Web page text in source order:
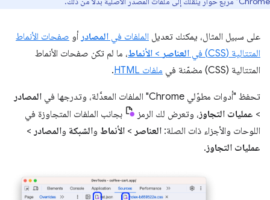
على سبيل المثال، يمكنك تعديل الملفات في المصادر أو صفحات الأنماط
المتتالية (CSS) في
العناصر > الأنماط، ما لم تكن صفحات الأنماط
المتتالية (CSS) مضمّنة في
ملفات HTML .
تحفظ "أدوات مطوّلي Chrome" الملفات المعدَّلة، وتدرجها في
المصادر
> عمليات التجاوز، وتعرض لك الرمز
بجانب الملفات المتجاوزة في
اللوحات والأجزاء ذات الصلة: العناصر > الأنماط والشبكة والمصادر >
عمليات التجاوز.